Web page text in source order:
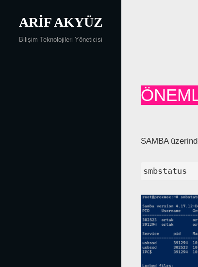
ARIF AKYÜZ
Bilişim Teknolojileri Yöneticisi
SAMBA
smbstatus